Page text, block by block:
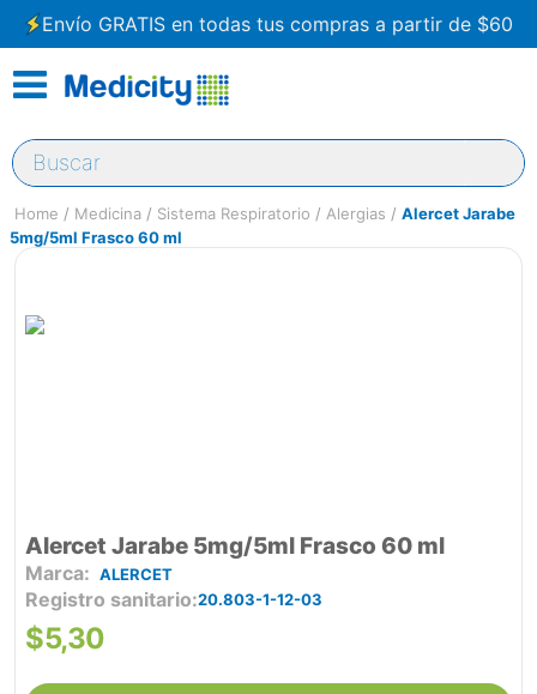
Envío GRATIS en todas tus compras a partir de $60
Buscar
Medicina Sistema Respiratorio Alergias
Alercet Jarabe
5mg/5ml Frasco 60 ml
Alercet Jarabe 5mg/5ml Frasco 60 ml
ALERCET
Registro sanitario 20.803-1-12-03
$5,30